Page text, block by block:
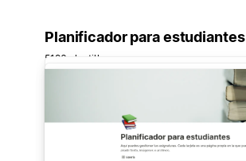
Planificador para estudiantes
5196 plantillas